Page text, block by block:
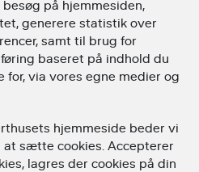
på hjemmesiden,
generere statistik over
samt til brug for
baseret på indhold du
via vores egne medier og
hjemmeside beder vi
sætte cookies. Accepterer
lagres der cookies på din